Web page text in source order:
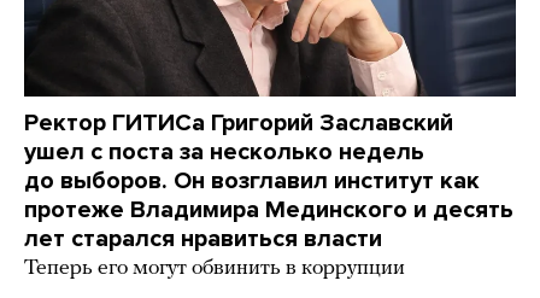
Ректор ГИТИСа Григорий Заславский
ушел с поста за несколько недель
до выборов. Он возглавил институт как
протеже Владимира Мединского и десять
лет старался нравиться власти
Теперь его могут обвинить в коррупции